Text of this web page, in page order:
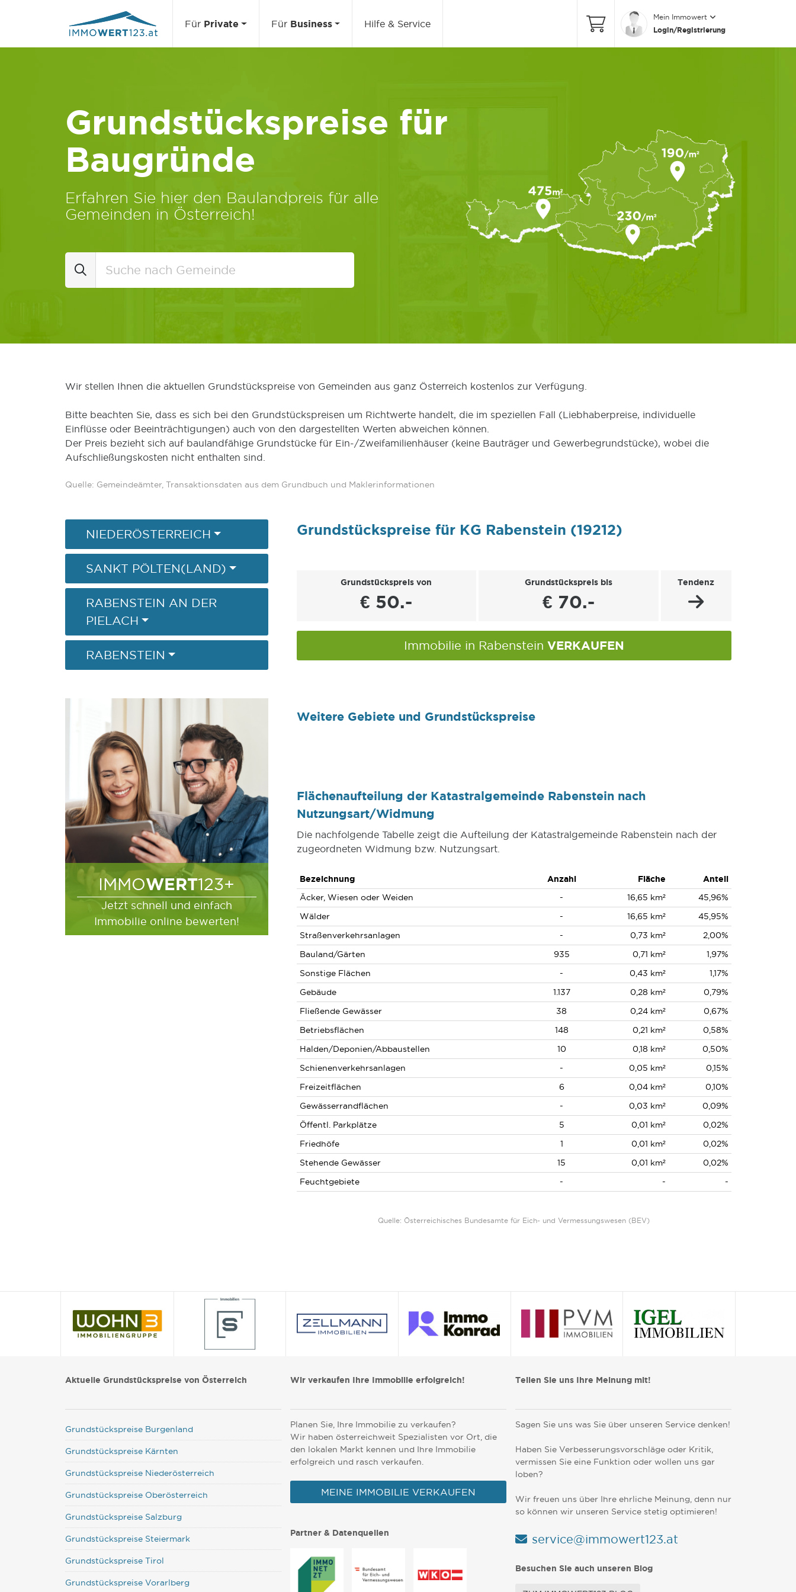
Für Private Für Business Hilfe & Service
Mein Immowert
Login/Registrierung
Grundstückspreise für
Baugründe
Erfahren Sie hier den Baulandpreis für alle
Gemeinden in Österreich!
Wir stellen Ihnen die aktuellen Grundstückspreise von Gemeinden aus ganz Österreich kostenlos zur Verfügung.
Bitte beachten Sie, dass es sich bei den Grundstückspreisen um Richtwerte handelt, die im speziellen Fall (Liebhaberpreise, individuelle
Einflüsse oder Beeinträchtigungen) auch von den dargestellten Werten abweichen können.
Der Preis bezieht sich auf baulandfähige Grundstücke für Ein-/Zweifamilienhäuser (keine Bauträger und Gewerbegrundstücke), wobei die
Aufschließungskosten nicht enthalten sind.
Quelle: Gemeindeämter, Transaktionsdaten aus dem Grundbuch und Maklerinformationen
NIEDERÖSTERREICH
SANKT PÖLTEN(LAND)
RABENSTEIN AN DER
PIELACH
RABENSTEIN
IMMOWERT123+
Jetzt schnell und einfach
Immobilie online bewerten!
Grundstückspreise für KG Rabenstein (19212)
Grundstückspreis von
€ 50.-
Grundstückspreis bis
€ 70.-
Tendenz
Immobilie in Rabenstein VERKAUFEN
Weitere Gebiete und Grundstückspreise
Flächenaufteilung der Katastralgemeinde Rabenstein nach
Nutzungsart/Widmung
Die nachfolgende Tabelle zeigt die Aufteilung der Katastralgemeinde Rabenstein nach der
zugeordneten Widmung bzw. Nutzungsart.
Bezeichnung Anzahl Fläche
Anteil
Äcker, Wiesen oder Weiden
- 16,65 km²
45,96%
Wälder
- 16,65 km²
45,95%
Straßenverkehrsanlagen
- 0,73 km²
2,00%
Bauland/Gärten
935 0,71 km²
1,97%
Sonstige Flächen
- 0,43 km²
1,17%
Gebäude
1.137 0,28 km²
0,79%
Fließende Gewässer
38 0,24 km²
0,67%
Betriebsflächen
148 0,21 km²
0,58%
Halden/Deponien/Abbaustellen
10 0,18 km²
0,50%
Schienenverkehrsanlagen
- 0,05 km²
0,15%
Freizeitflächen
6 0,04 km²
0,10%
Gewässerrandflächen
- 0,03 km²
0,09%
Öffentl. Parkplätze
5 0,01 km²
0,02%
Friedhöfe
1 0,01 km²
0,02%
Stehende Gewässer
15 0,01 km²
0,02%
Feuchtgebiete
- - -
Quelle: Österreichisches Bundesamte für Eich- und Vermessungswesen (BEV)
Aktuelle Grundstückspreise von Österreich
Grundstückspreise Burgenland
Grundstückspreise Kärnten
Grundstückspreise Niederösterreich
Grundstückspreise Oberösterreich
Grundstückspreise Salzburg
Grundstückspreise Steiermark
Grundstückspreise Tirol
Grundstückspreise Vorarlberg
Wir verkaufen Ihre Immobilie erfolgreich!
Planen Sie, Ihre Immobilie zu verkaufen?
Wir haben österreichweit Spezialisten vor Ort, die
den lokalen Markt kennen und Ihre Immobilie
erfolgreich und rasch verkaufen.
MEINE IMMOBILIE VERKAUFEN
Partner & Datenquellen
Teilen Sie uns Ihre Meinung mit!
Sagen Sie uns was Sie über unseren Service denken!
Haben Sie Verbesserungsvorschläge oder Kritik,
vermissen Sie eine Funktion oder wollen uns gar
loben?
Wir freuen uns über Ihre ehrliche Meinung, denn nur
so können wir unseren Service stetig optimieren!
service@immowert123.at
Besuchen Sie auch unseren Blog